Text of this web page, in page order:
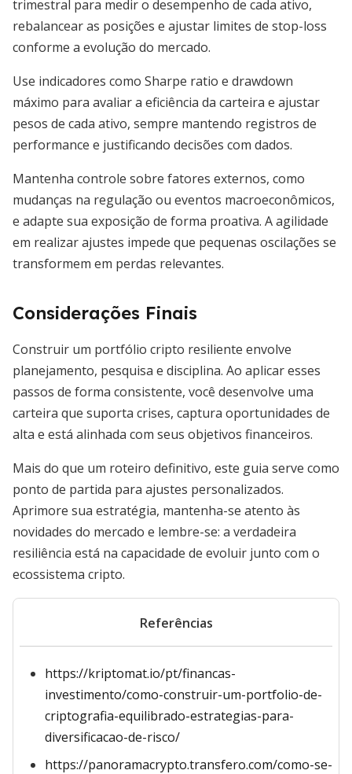
trimestral para medir o desempenho de cada ativo,
rebalancear as posições e ajustar limites de stop-loss
conforme a evolução do mercado.
Use indicadores como Sharpe ratio e drawdown
máximo para avaliar a eficiência da carteira e ajustar
pesos de cada ativo, sempre mantendo registros de
performance e justificando decisões com dados.
Mantenha controle sobre fatores externos, como
mudanças na regulação ou eventos macroeconômicos,
e adapte sua exposição de forma proativa. A agilidade
em realizar ajustes impede que pequenas oscilações se
transformem em perdas relevantes.
Considerações Finais
Construir um portfólio cripto resiliente envolve
planejamento, pesquisa e disciplina. Ao aplicar esses
passos de forma consistente, você desenvolve uma
carteira que suporta crises, captura oportunidades de
alta e está alinhada com seus objetivos financeiros.
Mais do que um roteiro definitivo, este guia serve como
ponto de partida para ajustes personalizados.
Aprimore sua estratégia, mantenha-se atento às
novidades do mercado e lembre-se: a verdadeira
resiliência está na capacidade de evoluir junto com o
ecossistema cripto.
Referências
https://kriptomat.io/pt/financas-
investimento/como-construir-um-portfolio-de-
criptografia-equilibrado-estrategias-para-
diversificacao-de-risco/
https://panoramacrypto.transfero.com/como-se-